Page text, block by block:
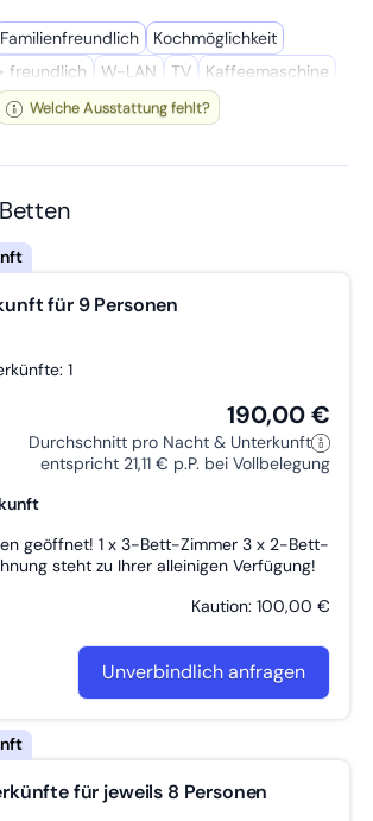
Familien­freundlich
Kochmöglich­keit
freundlich W-LAN TV
Kaffee­maschine
inkl.
Wasserkocher
inkl. Doppelbett
Privates Bad
Welche Ausstattung fehlt?
für 9 Personen
1
190,00 €
Durchschnitt pro Nacht & Unterkunft
entspricht 21,11 € p.P. bei Vollbelegung
geöffnet! 1 x 3-Bett-Zimmer 3 x 2-Bett-
steht zu Ihrer alleinigen Verfügung!
Kaution: 100,00 €
Unverbindlich anfragen
für jeweils 8 Personen